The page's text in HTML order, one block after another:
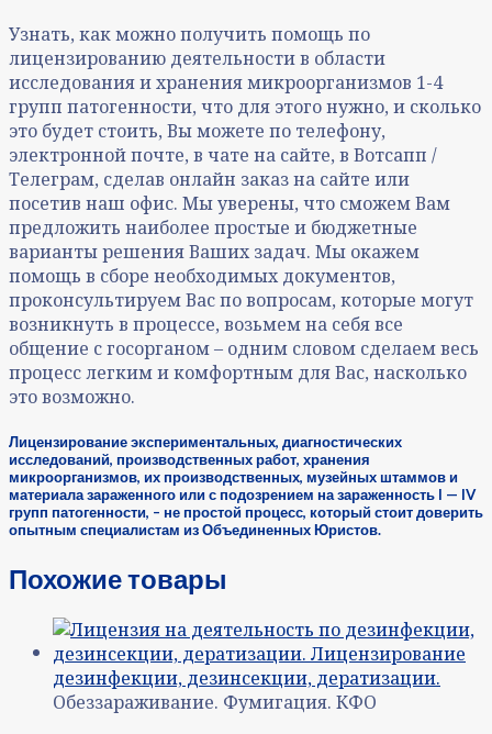
Узнать, как можно получить помощь по
лицензированию деятельности в области
исследования и хранения микроорганизмов 1-4
групп патогенности, что для этого нужно, и сколько
это будет стоить, Вы можете по телефону,
электронной почте, в чате на сайте, в Вотсапп /
Телеграм, сделав онлайн заказ на сайте или
посетив наш офис. Мы уверены, что сможем Вам
предложить наиболее простые и бюджетные
варианты решения Ваших задач. Мы окажем
помощь в сборе необходимых документов,
проконсультируем Вас по вопросам, которые могут
возникнуть в процессе, возьмем на себя все
общение с госорганом – одним словом сделаем весь
процесс легким и комфортным для Вас, насколько
это возможно.
Лицензирование экспериментальных, диагностических
исследований, производственных работ, хранения
микроорганизмов, их производственных, музейных штаммов и
материала зараженного или с подозрением на зараженность I — IV
групп патогенности, – не простой процесс, который стоит доверить
опытным специалистам из Объединенных Юристов.
Похожие товары
Обеззараживание. Фумигация. КФО